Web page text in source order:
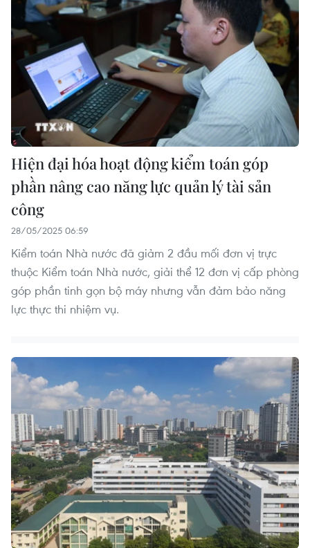
Hiện đại hóa hoạt động kiểm toán góp
phần nâng cao năng lực quản lý tài sản
công
28/05/2025 06:59
Kiểm toán Nhà nước đã giảm 2 đầu mối đơn vị trực
thuộc Kiểm toán Nhà nước, giải thể 12 đơn vị cấp phòng
góp phần tinh gọn bộ máy nhưng vẫn đảm bảo năng
lực thực thi nhiệm vụ.